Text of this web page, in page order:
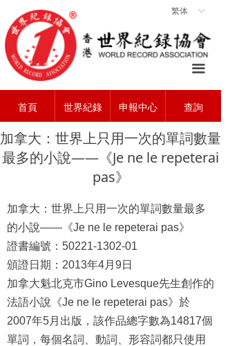
首頁 世界紀錄 申報中心 查詢
ꀅ
繁体
끀
ꀇ 首頁
ꄃ 關於協會
ꁡ 世界紀錄
ꄠ 查詢中心
ꂐ 申報中心
ꁘ 聯系我們
加拿大：世界上只用一次的單詞數量
最多的小說——《Je ne le repeterai
pas》
加拿大：世界上只用一次的單詞數量最多
的小說—— 《Je ne le repeterai pas》
證書編號： 50221-1302-01
頒證日期： 2013年4月 9 日
加拿大魁北克市Gino Levesque先生創作的
法語小說《Je ne le repeterai pas》於
2007年5月出版，該作品總字數為14817個
單詞，每個名詞、動詞、形容詞都只使用